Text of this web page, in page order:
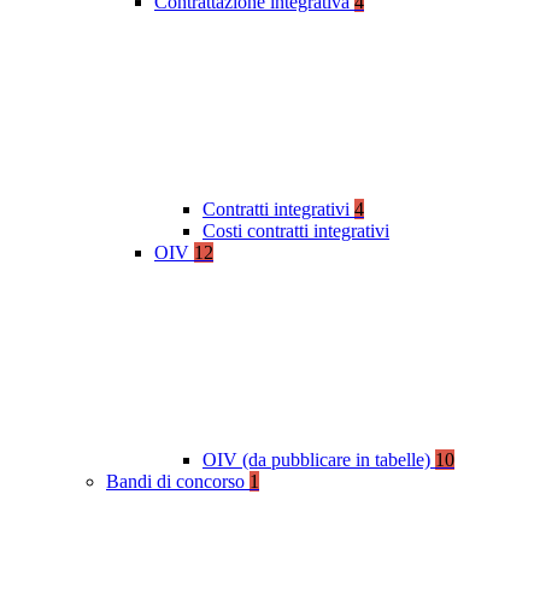
Contratti integrativi 4
Costi contratti integrativi
OIV 12
OIV (da pubblicare in tabelle) 10
Bandi di concorso 1